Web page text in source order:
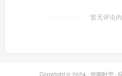
暂无评论
Copyright © 2024 · 华闻时空 ·